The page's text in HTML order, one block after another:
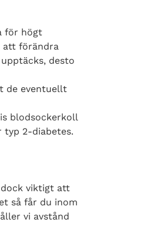
för högt
att förändra
desto
de eventuellt
blodsockerkoll
typ 2-diabetes.
viktigt att
så får du inom
vi avstånd